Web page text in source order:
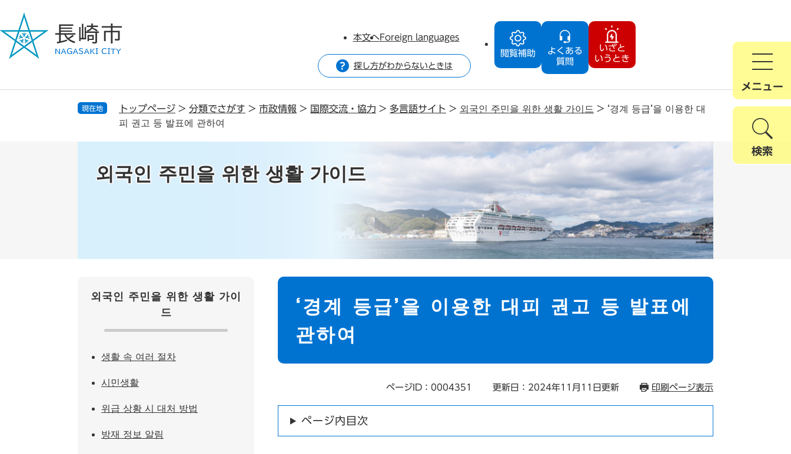
ジ
で
ュ
ば
閲覧補助
よくある
質問
いざと
いうとき
本文へForeign languages
探し方がわからないときは
メニュー
検索
現在地 トップページ > 分類でさがす > 市政情報 > 国際交流・協力 > 多言語サイト > 외국인 주민을 위한 생활 가이드 > ‘경계 등급’을 이용한 대
피 권고 등 발표에 관하여
외국인 주민을 위한 생활 가이드
本
‘경계 등급’을 이용한 대피 권고 등 발표에
관하여
ページID：0004351 更新日：2024年11月11日更新 印刷ページ表示
ページ内目次
외국인 주민을 위한 생활 가이
드
생활 속 여러 절차
시민생활
위급 상황 시 대처 방법
방재 정보 알림